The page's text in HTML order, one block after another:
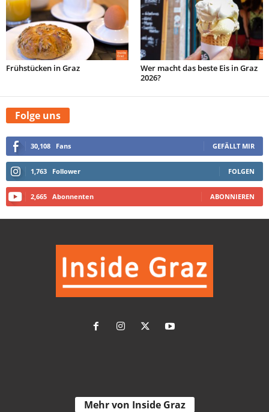
Frühstücken in Graz
Wer macht das beste Eis in Graz
2026?
Folge uns
30,108 Fans GEFÄLLT MIR
1,763 Follower FOLGEN
2,665 Abonnenten ABONNIEREN
Mehr von Inside Graz